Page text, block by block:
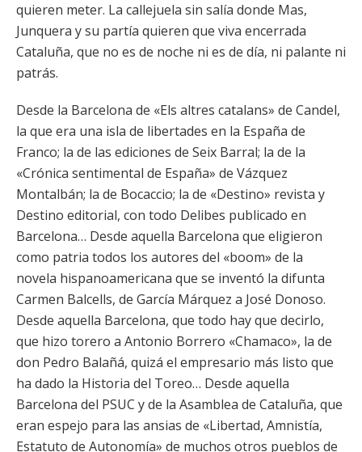
quieren meter. La callejuela sin salía donde Mas,
Junquera y su partía quieren que viva encerrada
Cataluña, que no es de noche ni es de día, ni palante ni
patrás.
Desde la Barcelona de «Els altres catalans» de Candel,
la que era una isla de libertades en la España de
Franco; la de las ediciones de Seix Barral; la de la
«Crónica sentimental de España» de Vázquez
Montalbán; la de Bocaccio; la de «Destino» revista y
Destino editorial, con todo Delibes publicado en
Barcelona… Desde aquella Barcelona que eligieron
como patria todos los autores del «boom» de la
novela hispanoamericana que se inventó la difunta
Carmen Balcells, de García Márquez a José Donoso.
Desde aquella Barcelona, que todo hay que decirlo,
que hizo torero a Antonio Borrero «Chamaco», la de
don Pedro Balañá, quizá el empresario más listo que
ha dado la Historia del Toreo… Desde aquella
Barcelona del PSUC y de la Asamblea de Cataluña, que
eran espejo para las ansias de «Libertad, Amnistía,
Estatuto de Autonomía» de muchos otros pueblos de